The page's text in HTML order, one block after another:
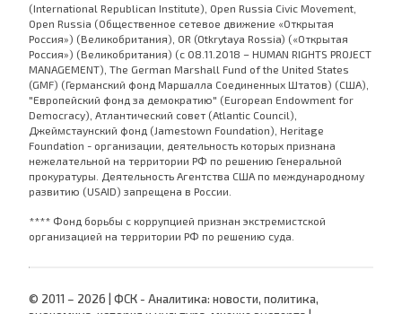
(International Republican Institute), Open Russia Civic Movement,
Open Russia (Общественное сетевое движение «Открытая
Россия») (Великобритания), OR (Otkrytaya Rossia) («Открытая
Россия») (Великобритания) (с 08.11.2018 – HUMAN RIGHTS PROJECT
MANAGEMENT), The German Marshall Fund of the United States
(GMF) (Германский фонд Маршалла Соединенных Штатов) (США),
"Европейский фонд за демократию" (European Endowment for
Democracy), Атлантический совет (Atlantic Council),
Джеймстаунский фонд (Jamestown Foundation), Heritage
Foundation - организации, деятельность которых признана
нежелательной на территории РФ по решению Генеральной
прокуратуры. Деятельность Агентства США по международному
развитию (USAID) запрещена в России.
**** Фонд борьбы с коррупцией признан экстремистской
организацией на территории РФ по решению суда.
© 2011 – 2026 | ФСК - Аналитика: новости, политика,